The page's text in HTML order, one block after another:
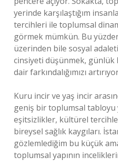
yerinde karşılaştığım
tercihleri ile toplumsal
görmek mümkün. Bu
üzerinden bile sosyal
cinsiyeti düşünmek, günlük
dair farkındalığımızı
Kuru incir ve yaş incir
geniş bir toplumsal tabloyu
eşitsizlikler, kültürel
bireysel sağlık kaygıları.
gözlemlediğim bu küçük
toplumsal yapının